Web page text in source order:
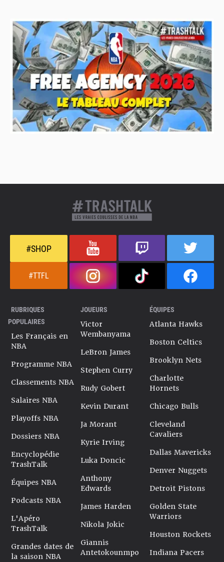
#SHOP
#TTFL
RUBRIQUES
POPULAIRES
Les Français en
NBA
Programme NBA
Classements NBA
Salaires NBA
Playoffs NBA
Dossiers NBA
Encyclopédie
TrashTalk
Équipes NBA
Podcasts NBA
L'Apéro
TrashTalk
Grandes dates de
la saison NBA
JOUEURS
Victor
Wembanyama
LeBron James
Stephen Curry
Rudy Gobert
Kevin Durant
Ja Morant
Kyrie Irving
Luka Doncic
Anthony
Edwards
James Harden
Nikola Jokic
Giannis
Antetokounmpo
ÉQUIPES
Atlanta Hawks
Boston Celtics
Brooklyn Nets
Charlotte
Hornets
Chicago Bulls
Cleveland
Cavaliers
Dallas Mavericks
Denver Nuggets
Detroit Pistons
Golden State
Warriors
Houston Rockets
Indiana Pacers